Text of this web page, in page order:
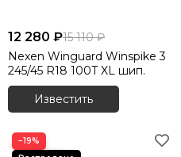
12 280 ₽15 110 ₽
Nexen Winguard Winspike 3
245/45 R18 100T XL шип.
Известить
−19%